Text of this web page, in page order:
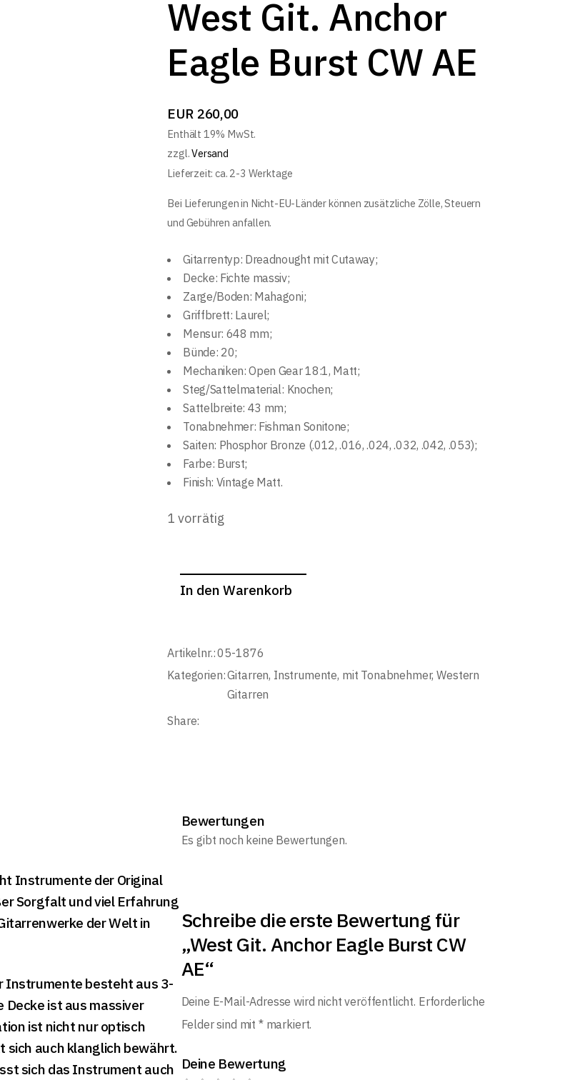
West Git. Anchor
Eagle Burst CW AE
EUR 260,00
Enthält 19% MwSt.
zzgl.Versand
Lieferzeit: ca. 2-3 Werktage
Bei Lieferungen in Nicht-EU-Länder können zusätzliche Zölle, Steuern
und Gebühren anfallen.
Gitarrentyp: Dreadnought mit Cutaway;
Decke: Fichte massiv;
Zarge/Boden: Mahagoni;
Griffbrett: Laurel;
Mensur: 648 mm;
Bünde: 20;
Mechaniken: Open Gear 18:1, Matt;
Steg/Sattelmaterial: Knochen;
Sattelbreite: 43 mm;
Tonabnehmer: Fishman Sonitone;
Saiten: Phosphor Bronze (.012, .016, .024, .032, .042, .053);
Farbe: Burst;
Finish: Vintage Matt.
1 vorrätig
In den Warenkorb
Artikelnr.:05-1876
Kategorien:Gitarren, Instrumente, mit Tonabnehmer,Western
Gitarren
Share:
Instrumente der Original
Sorgfalt und viel Erfahrung
der Welt in
Instrumente besteht aus 3-
Decke ist aus massiver
ist nicht nur optisch
sich auch klanglich bewährt.
sich das Instrument auch
Bewertungen
Es gibt noch keine Bewertungen.
Schreibe die erste Bewertung für
„West Git. Anchor Eagle Burst CW
AE“
Deine E-Mail-Adresse wird nicht veröffentlicht. Erforderliche
Felder sind mit *markiert.
Deine Bewertung